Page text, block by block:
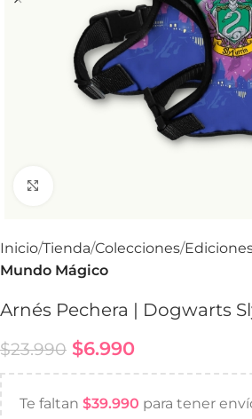
Inicio Tienda Colecciones
Mundo Mágico
Arnés Pechera | Dogwarts
$23.990 $6.990
Te faltan $39.990 para tener